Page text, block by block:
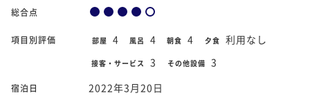
総合点
項目別評価 部屋 4 風呂 4 朝食 4 夕食 利用なし
接客・サービス 3 その他設備 3
宿泊日 2022年3月20日